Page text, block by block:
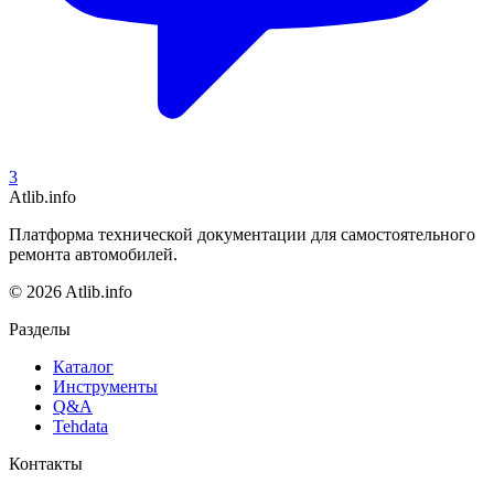
3
Atlib.info
Платформа технической документации для самостоятельного
ремонта автомобилей.
© 2026 Atlib.info
Разделы
Каталог
Инструменты
Q&A
Tehdata
Контакты